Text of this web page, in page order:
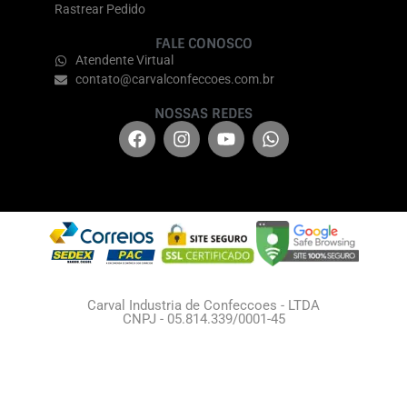
Rastrear Pedido
FALE CONOSCO
Atendente Virtual
contato@carvalconfeccoes.com.br
NOSSAS REDES
Carval Industria de Confeccoes - LTDA
CNPJ - 05.814.339/0001-45